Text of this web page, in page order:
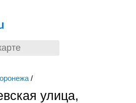
/
улица,